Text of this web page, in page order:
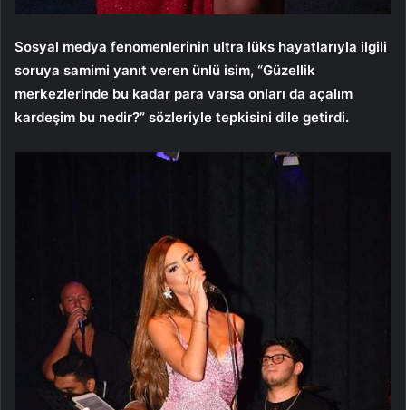
Sosyal medya fenomenlerinin ultra lüks hayatlarıyla ilgili
soruya samimi yanıt veren ünlü isim, “Güzellik
merkezlerinde bu kadar para varsa onları da açalım
kardeşim bu nedir?” sözleriyle tepkisini dile getirdi.